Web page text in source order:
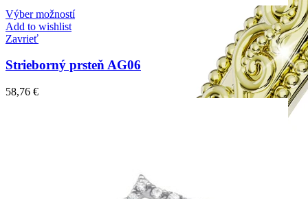
Výber možností
Add to wishlist
Zavrieť
Strieborný prsteň AG06
58,76 €